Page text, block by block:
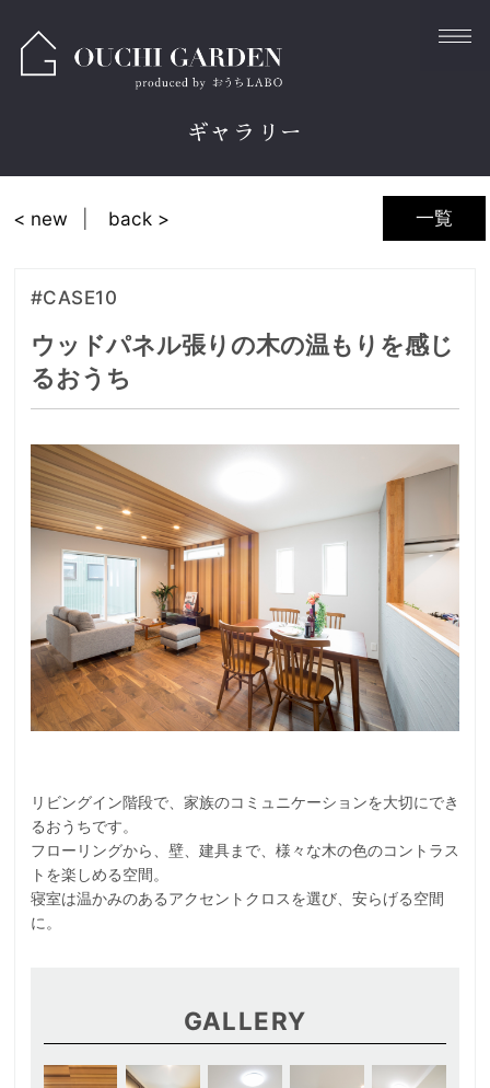
ギャラリー
一覧
< new back >
#CASE10
ウッドパネル張りの木の温もりを感じ
るおうち
リビングイン階段で、家族のコミュニケーションを大切にでき
るおうちです。
フローリングから、壁、建具まで、様々な木の色のコントラス
トを楽しめる空間。
寝室は温かみのあるアクセントクロスを選び、安らげる空間
に。
GALLERY